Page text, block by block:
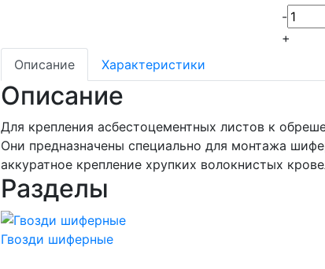
-
+
Описание Характеристики
Описание
Для крепления асбестоцементных листов к
Они предназначены специально для монтажа
аккуратное крепление хрупких волокнистых
Разделы
Гвозди шиферные